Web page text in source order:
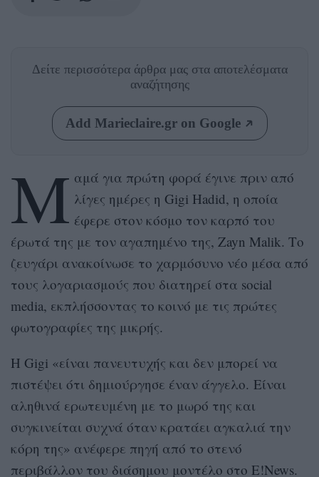
Δείτε περισσότερα άρθρα μας στα αποτελέσματα
αναζήτησης
Add Marieclaire.gr on Google
Μ αμά για πρώτη φορά έγινε πριν από
λίγες ημέρες η Gigi Hadid, η οποία
έφερε στον κόσμο τον καρπό του
έρωτά της με τον αγαπημένο της, Zayn Malik. Το
ζευγάρι ανακοίνωσε το χαρμόσυνο νέο μέσα από
τους λογαριασμούς που διατηρεί στα social
media, εκπλήσσοντας το κοινό με τις πρώτες
φωτογραφίες της μικρής.
Η Gigi «είναι πανευτυχής και δεν μπορεί να
πιστέψει ότι δημιούργησε έναν άγγελο. Είναι
αληθινά ερωτευμένη με το μωρό της και
συγκινείται συχνά όταν κρατάει αγκαλιά την
κόρη της» ανέφερε πηγή από το στενό
περιβάλλον του διάσημου μοντέλο στο E!News.